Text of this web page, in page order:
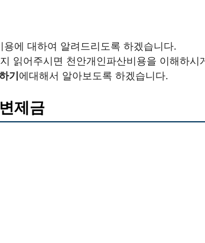
용에 대하여 알려드리도록 하겠습니다.
읽어주시면 천안개인파산비용을 이해하시
기 에대해서 알아보도록 하겠습니다.
제금